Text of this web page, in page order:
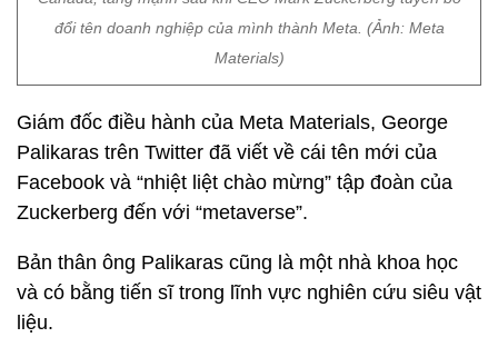
đổi tên doanh nghiệp của mình thành Meta. (Ảnh: Meta
Materials)
Giám đốc điều hành của Meta Materials, George
Palikaras trên Twitter đã viết về cái tên mới của
Facebook và “nhiệt liệt chào mừng” tập đoàn của
Zuckerberg đến với “metaverse”.
Bản thân ông Palikaras cũng là một nhà khoa học
và có bằng tiến sĩ trong lĩnh vực nghiên cứu siêu vật
liệu.